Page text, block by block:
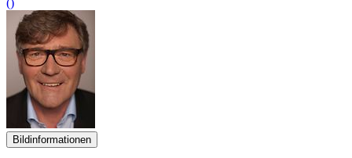
()
Bildinformationen